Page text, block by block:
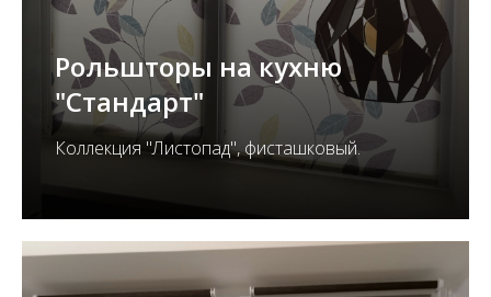
Рольшторы на кухню
"Стандарт"
Коллекция "Листопад", фисташковый.